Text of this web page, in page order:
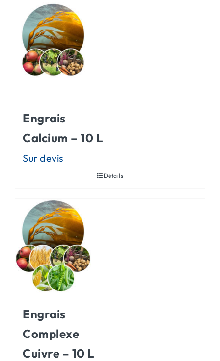
Engrais
Calcium – 10 L
Détails
Engrais
Complexe
Cuivre – 10 L